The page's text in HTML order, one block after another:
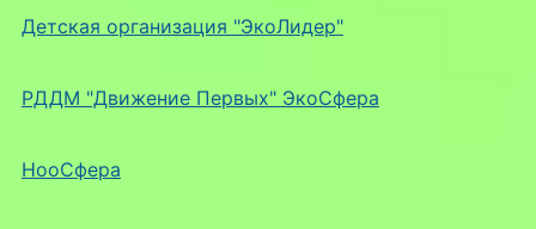
Детская организация "ЭкоЛидер"
РДДМ "Движение Первых" ЭкоСфера
НооСфера